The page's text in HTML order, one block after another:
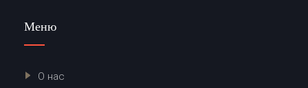
Меню
О нас